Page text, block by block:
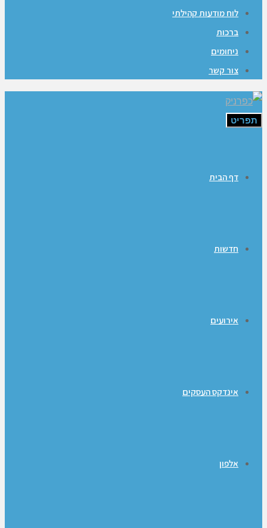
לוח מודעות קהילתי
ברכות
ניחומים
צור קשר
תפריט
דף הבית
חדשות
אירועים
אינדקס העסקים
אלפון